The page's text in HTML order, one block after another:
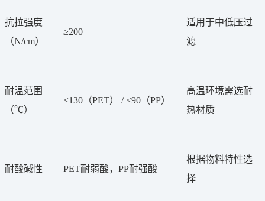
抗拉强度
（N/cm）
≥200
适用于中低压过
滤
耐温范围
（℃）
≤130（PET） / ≤90（PP）
高温环境需选耐
热材质
耐酸碱性 PET耐弱酸，PP耐强酸
根据物料特性选
择